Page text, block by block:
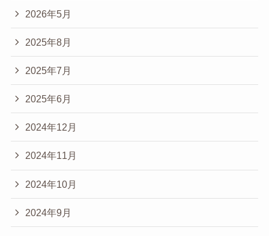
2026年5月
2025年8月
2025年7月
2025年6月
2024年12月
2024年11月
2024年10月
2024年9月